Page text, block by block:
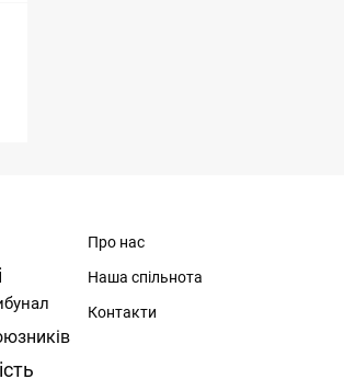
Про нас
Наша спільнота
Контакти